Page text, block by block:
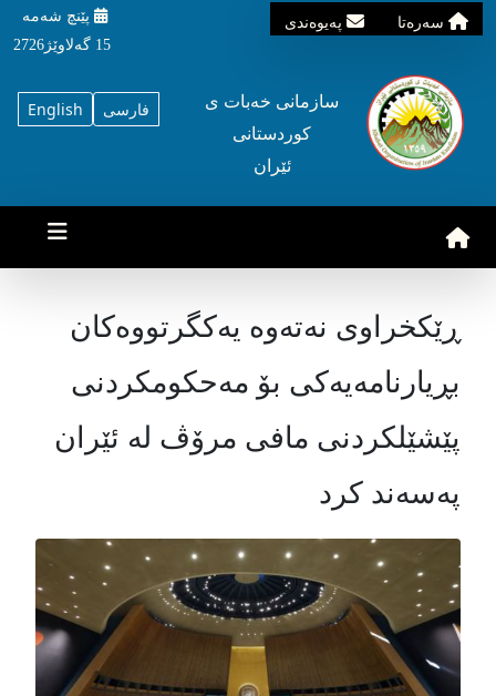
سه‌ره‌تا په‌یوه‌ندی
پێنچ شه‌مه‌
15 گه‌لاوێژ2726
English فارسی
سازمانی خه‌بات ی
کوردستانی
ئێران
ڕێکخراوی نەتەوە یەکگرتووەکان
بڕیارنامەیەکی بۆ مەحکومکردنی
پێشێلکردنی مافی مرۆڤ لە ئێران
پەسەند کرد